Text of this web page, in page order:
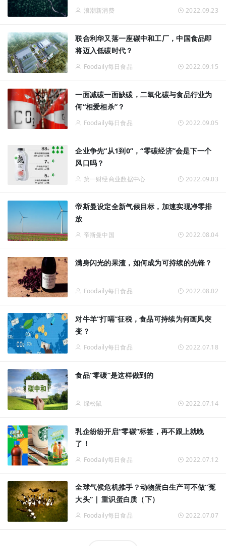
浪潮新消费 2022.09.23
联合利华又落一座碳中和工厂，中国食品即
将迈入低碳时代？
Foodaily每日食品 2022.09.15
一面减碳一面缺碳，二氧化碳与食品行业为
何“相爱相杀”？
Foodaily每日食品 2022.09.05
企业争先“从1到0”，“零碳经济”会是下一个
风口吗？
第一财经商业数据中心 2022.09.03
帝斯曼设定全新气候目标，加速实现净零排
放
帝斯曼中国 2022.08.04
满身闪光的果渣，如何成为可持续的先锋？
Foodaily每日食品 2022.08.02
对牛羊“打嗝”征税，食品可持续为何画风突
变？
Foodaily每日食品 2022.07.18
食品“零碳”是这样做到的
绿松鼠 2022.07.14
乳企纷纷开启“零碳”标签，再不跟上就晚
了！
Foodaily每日食品 2022.07.12
全球气候危机推手？动物蛋白生产可不做“冤
大头” | 重识蛋白质（下）
Foodaily每日食品 2022.07.07